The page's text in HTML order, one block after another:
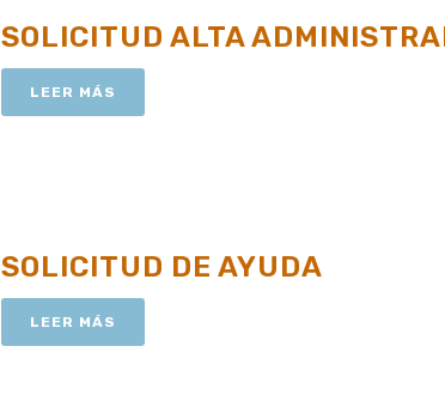
SOLICITUD ALTA
LEER MÁS
SOLICITUD DE AYUDA
LEER MÁS